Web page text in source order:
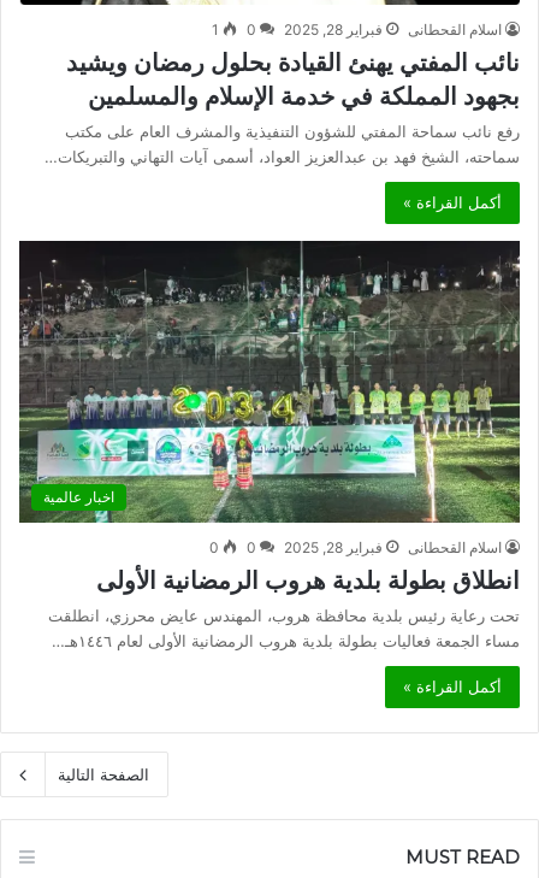
اسلام القحطانى فبراير 28, 2025 0
1
نائب المفتي يهنئ القيادة بحلول رمضان ويشيد
بجهود المملكة في خدمة الإسلام والمسلمين
رفع نائب سماحة المفتي للشؤون التنفيذية والمشرف العام على مكتب
سماحته، الشيخ فهد بن عبدالعزيز العواد، أسمى آيات التهاني والتبريكات…
أكمل القراءة »
اخبار عالمية
اسلام القحطانى فبراير 28, 2025 0
0
انطلاق بطولة بلدية هروب الرمضانية الأولى
تحت رعاية رئيس بلدية محافظة هروب، المهندس عايض محرزي، انطلقت
مساء الجمعة فعاليات بطولة بلدية هروب الرمضانية الأولى لعام ١٤٤٦هـ…
أكمل القراءة »
الصفحة التالية
MUST READ